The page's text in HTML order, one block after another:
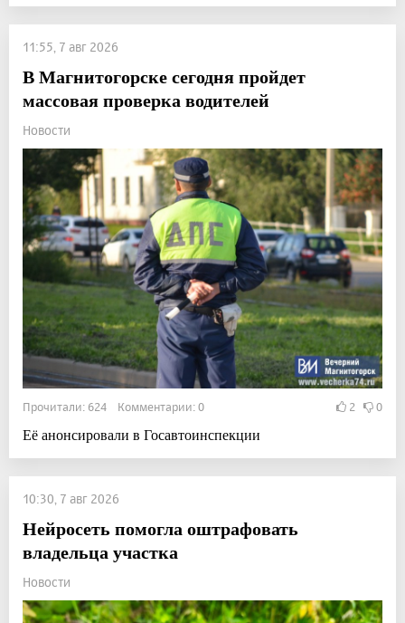
11:55, 7 авг 2026
В Магнитогорске сегодня пройдет
массовая проверка водителей
Новости
Прочитали: 624 Комментарии: 0 2 0
Её анонсировали в Госавтоинспекции
10:30, 7 авг 2026
Нейросеть помогла оштрафовать
владельца участка
Новости